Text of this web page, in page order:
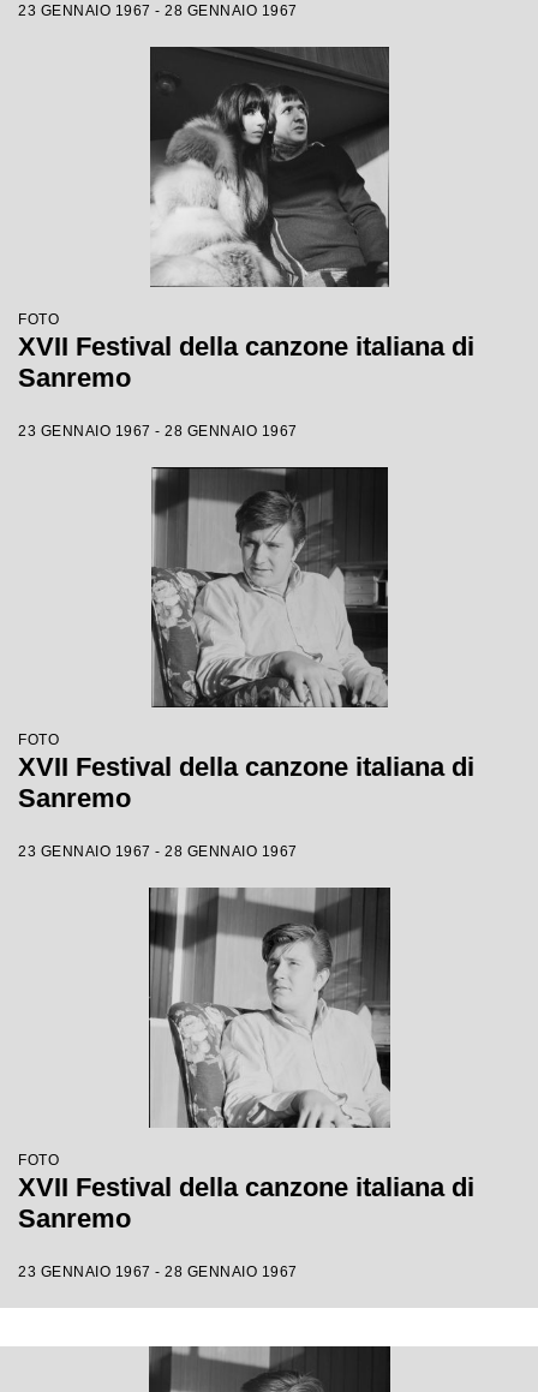
23 GENNAIO 1967 - 28 GENNAIO 1967
FOTO
XVII Festival della canzone italiana di
Sanremo
23 GENNAIO 1967 - 28 GENNAIO 1967
FOTO
XVII Festival della canzone italiana di
Sanremo
23 GENNAIO 1967 - 28 GENNAIO 1967
FOTO
XVII Festival della canzone italiana di
Sanremo
23 GENNAIO 1967 - 28 GENNAIO 1967